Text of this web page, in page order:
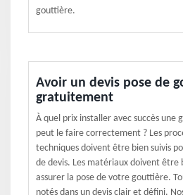
gouttière.
Avoir un devis pose de
gratuitement
À quel prix installer avec succès une
peut le faire correctement ? Les
techniques doivent être bien suivis
de devis. Les matériaux doivent être
assurer la pose de votre gouttière.
notés dans un devis clair et défini.